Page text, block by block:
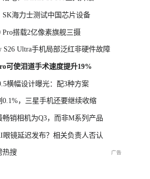
SK海力士测试中国芯片设备
Pro搭载2亿像素旗舰三摄
S26 Ultra手机局部泛红非硬件故障
可使泪道手术速度提升19%
横幅设计曝光：配3种方案
0.1%，三星手机还要继续收缩
畅销相机为Q3，而非M系列产品
眼镜延迟发布？相关负责人否认
热搜